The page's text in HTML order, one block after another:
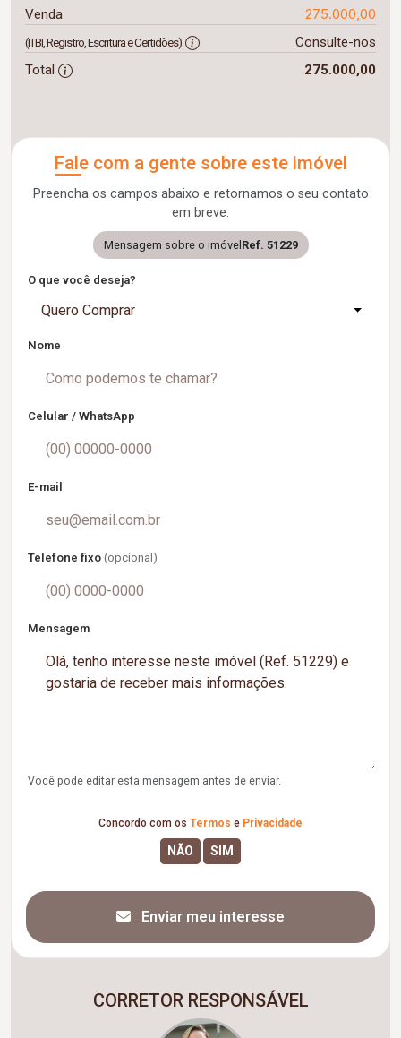
Venda 275.000,00
(ITBI, Registro, Escritura e Certidões)
Consulte-nos
Total
275.000,00
Fale com a gente sobre este imóvel
Preencha os campos abaixo e retornamos o seu contato
em breve.
Mensagem sobre o imóvel Ref. 51229
O que você deseja?
Quero Comprar
Nome
Celular / WhatsApp
E-mail
Telefone fixo (opcional)
Mensagem
Você pode editar esta mensagem antes de enviar.
Concordo com os Termos e Privacidade
Enviar meu interesse
CORRETOR RESPONSÁVEL